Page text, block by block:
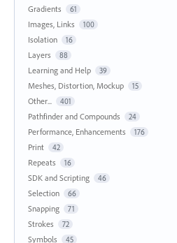
Gradients 61
Images, Links 100
Isolation 16
Layers 88
Learning and Help 39
Meshes, Distortion, Mockup 15
Other... 401
Pathfinder and Compounds 24
Performance, Enhancements 176
Print 42
Repeats 16
SDK and Scripting 46
Selection 66
Snapping 71
Strokes 72
Symbols 45